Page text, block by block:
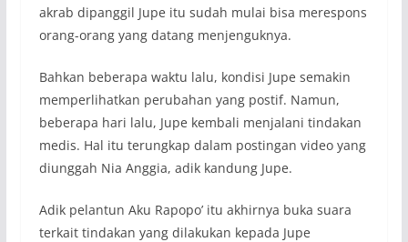
akrab dipanggil Jupe itu sudah mulai bisa merespons
orang-orang yang datang menjenguknya.
Bahkan beberapa waktu lalu, kondisi Jupe semakin
memperlihatkan perubahan yang postif. Namun,
beberapa hari lalu, Jupe kembali menjalani tindakan
medis. Hal itu terungkap dalam postingan video yang
diunggah Nia Anggia, adik kandung Jupe.
Adik pelantun Aku Rapopo’ itu akhirnya buka suara
terkait tindakan yang dilakukan kepada Jupe